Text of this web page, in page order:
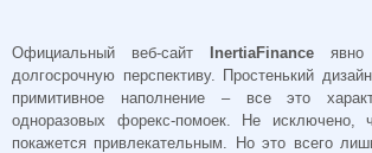
Официальный веб-сайт InertiaFinanceявно
долгосрочную перспективу. Простенький
примитивное наполнение – все это
одноразовых форекс-помоек. Не исключено,
покажется привлекательным. Но это всего